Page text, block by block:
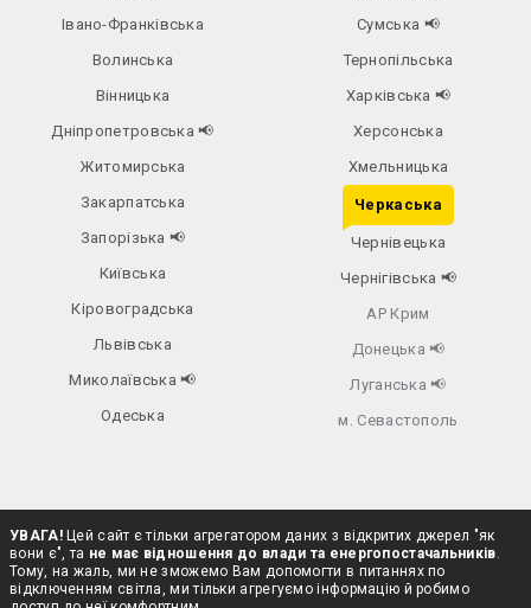
Івано-Франківська
Волинська
Вінницька
Дніпропетровська📢
Житомирська
Закарпатська
Запорізька 📢
Київська
Кіровоградська
Львівська
Миколаївська📢
Одеська
Сумська 📢
Тернопільська
Харківська 📢
Херсонська
Хмельницька
Черкаська
Чернівецька
Чернігівська 📢
АР Крим
Донецька 📢
Луганська 📢
м. Севастополь
УВАГА!Цей сайт є тільки агрегатором даних з відкритих джерел "як
вони є", та не має відношення до влади та енергопостачальників.
Тому, на жаль, ми не зможемо Вам допомогти в питаннях по
відключенням світла, ми тільки агрегуємо інформацію й робимо